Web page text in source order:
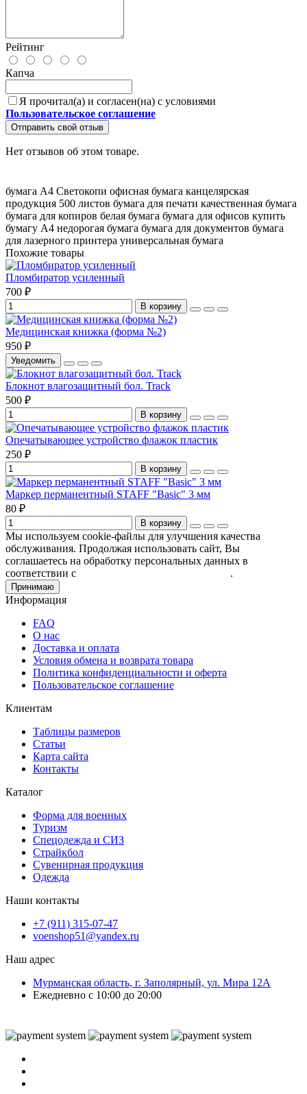
Рейтинг
Капча
Я прочитал(а) и согласен(на) с условиями
Пользовательское соглашение
Отправить свой отзыв
Нет отзывов об этом товаре.
бумага А4 Светокопи офисная бумага канцелярская
продукция 500 листов бумага для печати качественная бумага
бумага для копиров белая бумага бумага для офисов купить
бумагу А4 недорогая бумага бумага для документов бумага
для лазерного принтера универсальная бумага
Похожие товары
Пломбиратор усиленный
700 ₽
В корзину
Медицинская книжка (форма №2)
950 ₽
Уведомить
Блокнот влагозащитный бол. Track
500 ₽
В корзину
Опечатывающее устройство флажок пластик
250 ₽
В корзину
Маркер перманентный STAFF "Basic" 3 мм
80 ₽
В корзину
Мы используем cookie-файлы для улучшения качества
обслуживания. Продолжая использовать сайт, Вы
соглашаетесь на обработку персональных данных в
соответствии с
.
Принимаю
Информация
FAQ
О нас
Доставка и оплата
Условия обмена и возврата товара
Политика конфиденциальности и оферта
Пользовательское соглашение
Клиентам
Таблицы размеров
Статьи
Карта сайта
Контакты
Каталог
Форма для военных
Туризм
Спецодежда и СИЗ
Страйкбол
Сувенирная продукция
Одежда
Наши контакты
+7 (911) 315-07-47
voenshop51@yandex.ru
Наш адрес
Мурманская область, г. Заполярный, ул. Мира 12А
Ежедневно с 10:00 до 20:00